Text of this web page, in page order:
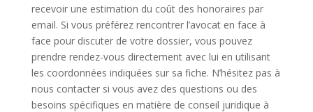
recevoir une estimation du coût des honoraires par
email. Si vous préférez rencontrer l’avocat en face à
face pour discuter de votre dossier, vous pouvez
prendre rendez-vous directement avec lui en utilisant
les coordonnées indiquées sur sa fiche. N’hésitez pas à
nous contacter si vous avez des questions ou des
besoins spécifiques en matière de conseil juridique à